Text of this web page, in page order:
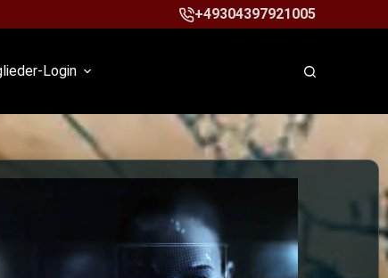
+49304397921005
Login